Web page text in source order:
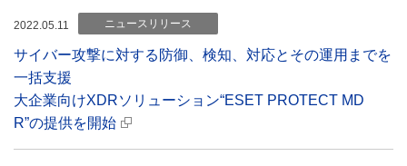
2022.05.11 ニュースリリース
サイバー攻撃に対する防御、検知、対応とその運用までを
一括支援
大企業向けXDRソリューション“ESET PROTECT MD
R”の提供を開始